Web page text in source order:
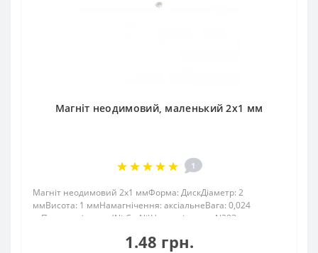
Магніт неодимовий, маленький 2х1 мм
1
Магніт неодимовий 2х1 ммФорма: ДискДіаметр: 2
ммВисота: 1 ммНамагнічення: аксіальнеВага: 0,024
грПоверх. нікель .: (Ni-Cu-Ni)Намагнічення: N38Зчеплення
CРозміри магніту: діаметр 2 мм, висота 1 ..
1.48 грн.